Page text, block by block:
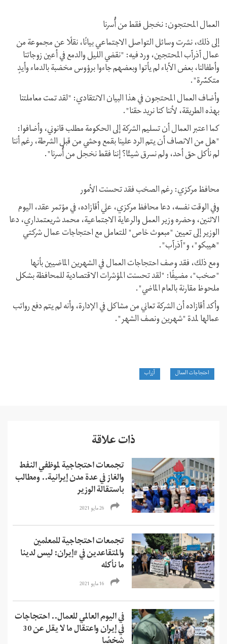
العمال المحتجون: نخجل فقط من أُسرنا
إلى ذلك، نشرت وسائل التواصل الاجتماعي بيانًا، نقلًا عن مجموعة من
عمال آذرآب المحتجين، ورد فيه: "نقضي الليل والدمع في أعين زوجاتنا
وأطفالنا، بعض الآباء لم يأتوا وبعضهم جاءوا برؤوس مخضبة بالدماء وأيدٍ
متکسّرة".
وأضاف العمال المحتجون في هذا البيان الانتقادي: "لقد تمت معاملتنا
بهذه الطريقة، لأننا كنا نريد حقنا".
كما اعتبر العمال أن تسليم الشرکة إلى الحكومة مطلب قانوني، وأضافوا:
"هل من الانصاف أن يتم الرد علينا بقمع وحشي من قبل الشرطة، رغم أننا
لم نأکل حق أحد، ولم نسرق شيئًا؟ إننا فقط نخجل من أُسرنا".
محافظ مركزي: رغم الصخب فقد تحسنت الأمور
وفي الوقت نفسه، دعا محافظ مركزي، علي أقازاده، في مؤتمر عقد، اليوم
الاثنين، وحضره وزير العمل والرعاية الاجتماعية، محمد شريعتمداري، دعا
الوزير إلى تعيين "مبعوث خاص" للتعامل مع احتجاجات عمال شركتي
"هيبکو"، و"آذرآب".
ومع ذلك، فقد وصف احتجاجات العمال في الشهرين الماضيين بأنها
"صخب"، مضيفًا: "لقد تحسنت المؤشرات الاقتصادية للمحافظة بشكل
ملحوظ مقارنة بالعام الماضي".
وأكد أقازاده أن الشرکة تعاني من مشاكل في الإدارة، وأنه لم يتم دفع رواتب
عمالها لمدة "شهرين ونصف الشهر".
احتجاجات العمال آزراب
ذات علاقة
تجمعات احتجاجية لموظفي النفط
والغاز في عدة مدن إيرانية.. ومطالب
باستقالة الوزير
26 مايو 2021
تجمعات احتجاجية للمعلمين
والمتقاعدين في #إيران: ليس لدينا
ما نأكله
16 مايو 2021
في اليوم العالمي للعمال.. احتجاجات
في إيران واعتقال ما لا يقل عن 30